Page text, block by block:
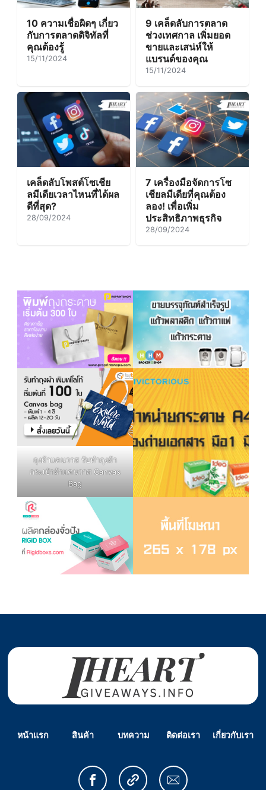
10 ความเชื่อผิดๆ เกี่ยว
กับการตลาดดิจิทัลที่
คุณต้องรู้
15/11/2024
9 เคล็ดลับการตลาด
ช่วงเทศกาล เพิ่มยอด
ขายและเสน่ห์ให้
แบรนด์ของคุณ
15/11/2024
เคล็ดลับโพสต์โซเชีย
ลมีเดียเวลาไหนที่ได้ผล
ดีที่สุด?
28/09/2024
7 เครื่องมือจัดการโซ
เชียลมีเดียที่คุณต้อง
ลอง! เพื่อเพิ่ม
ประสิทธิภาพธุรกิจ
28/09/2024
ถุงผ้าแคนวาส รับทำถุงผ้า
กระเป๋าผ้าแคนวาส Canvas
Bag
หน้าแรก สินค้า บทความ ติดต่อเรา เกี่ยวกับเรา